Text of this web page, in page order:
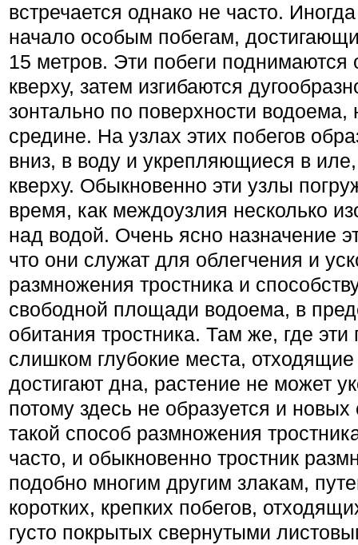
встречается однако не часто.
начало особым побегам,
15 метров. Эти побеги поднимаются
кверху, затем изгибаются
зонтально по поверхности водоема,
средине. На узлах этих побегов
вниз, в воду и укрепляющиеся в
кверху. Обыкновенно эти узлы
время, как междоузлия несколько
над водой. Очень ясно назначение
что они служат для облегче­ния и
размножения трост­ника и
свободной площади водоема, в
обитания трост­ника. Там же, где
слишком глубокие места, отходящие
дости­гают дна, растение не может
потому здесь не образуется и
такой способ размножения
часто, и обыкновенно тростник
подобно многим другим злакам,
коротких, крепких побегов,
густо покрытых свернутыми